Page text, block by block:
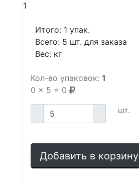
1
Итого: 1 упак.
Всего: 5 шт. для заказа
Вес: кг
Кол-во упаковок: 1
0 x 5 = 0
шт.
Добавить в корзину